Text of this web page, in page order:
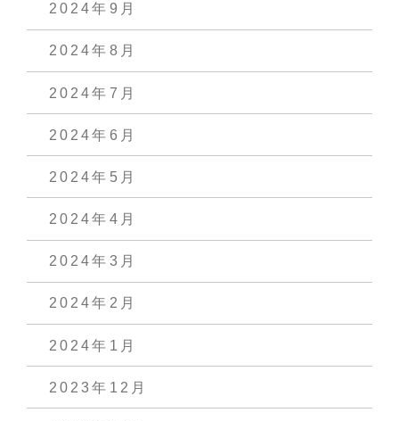
2024年9月
2024年8月
2024年7月
2024年6月
2024年5月
2024年4月
2024年3月
2024年2月
2024年1月
2023年12月